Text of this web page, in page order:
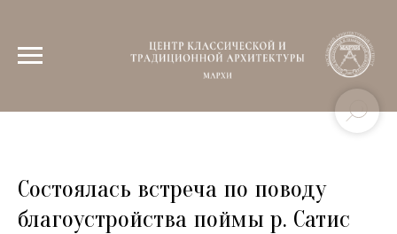
Состоялась встреча по поводу
благоустройства поймы р. Сатис